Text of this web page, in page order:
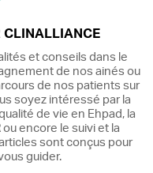
CLINALLIANCE
et conseils dans le
de nos ainés ou
de nos patients sur
soyez intéressé par la
de vie en Ehpad, la
encore le suivi et la
sont conçus pour
guider.